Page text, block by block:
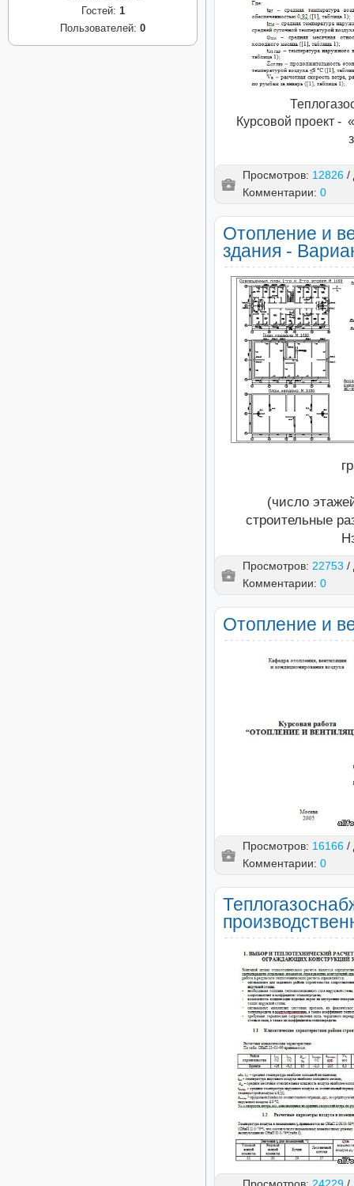
Курсовой проект -
Просмотров: 12826 /
Комментарии: 0
Отопление и
здания -
(число
строительные
Просмотров: 22753 /
Комментарии: 0
Отопление и
Просмотров: 16166 /
Комментарии: 0
Гостей: 1
Пользователей: 0